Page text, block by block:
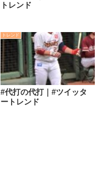
トレンド
トレンド
#代打の代打｜#ツイッタ
ートレンド